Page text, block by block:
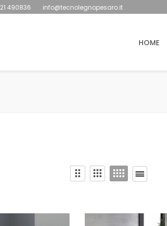
490836 info@tecnolegnopesaro.it
HOME